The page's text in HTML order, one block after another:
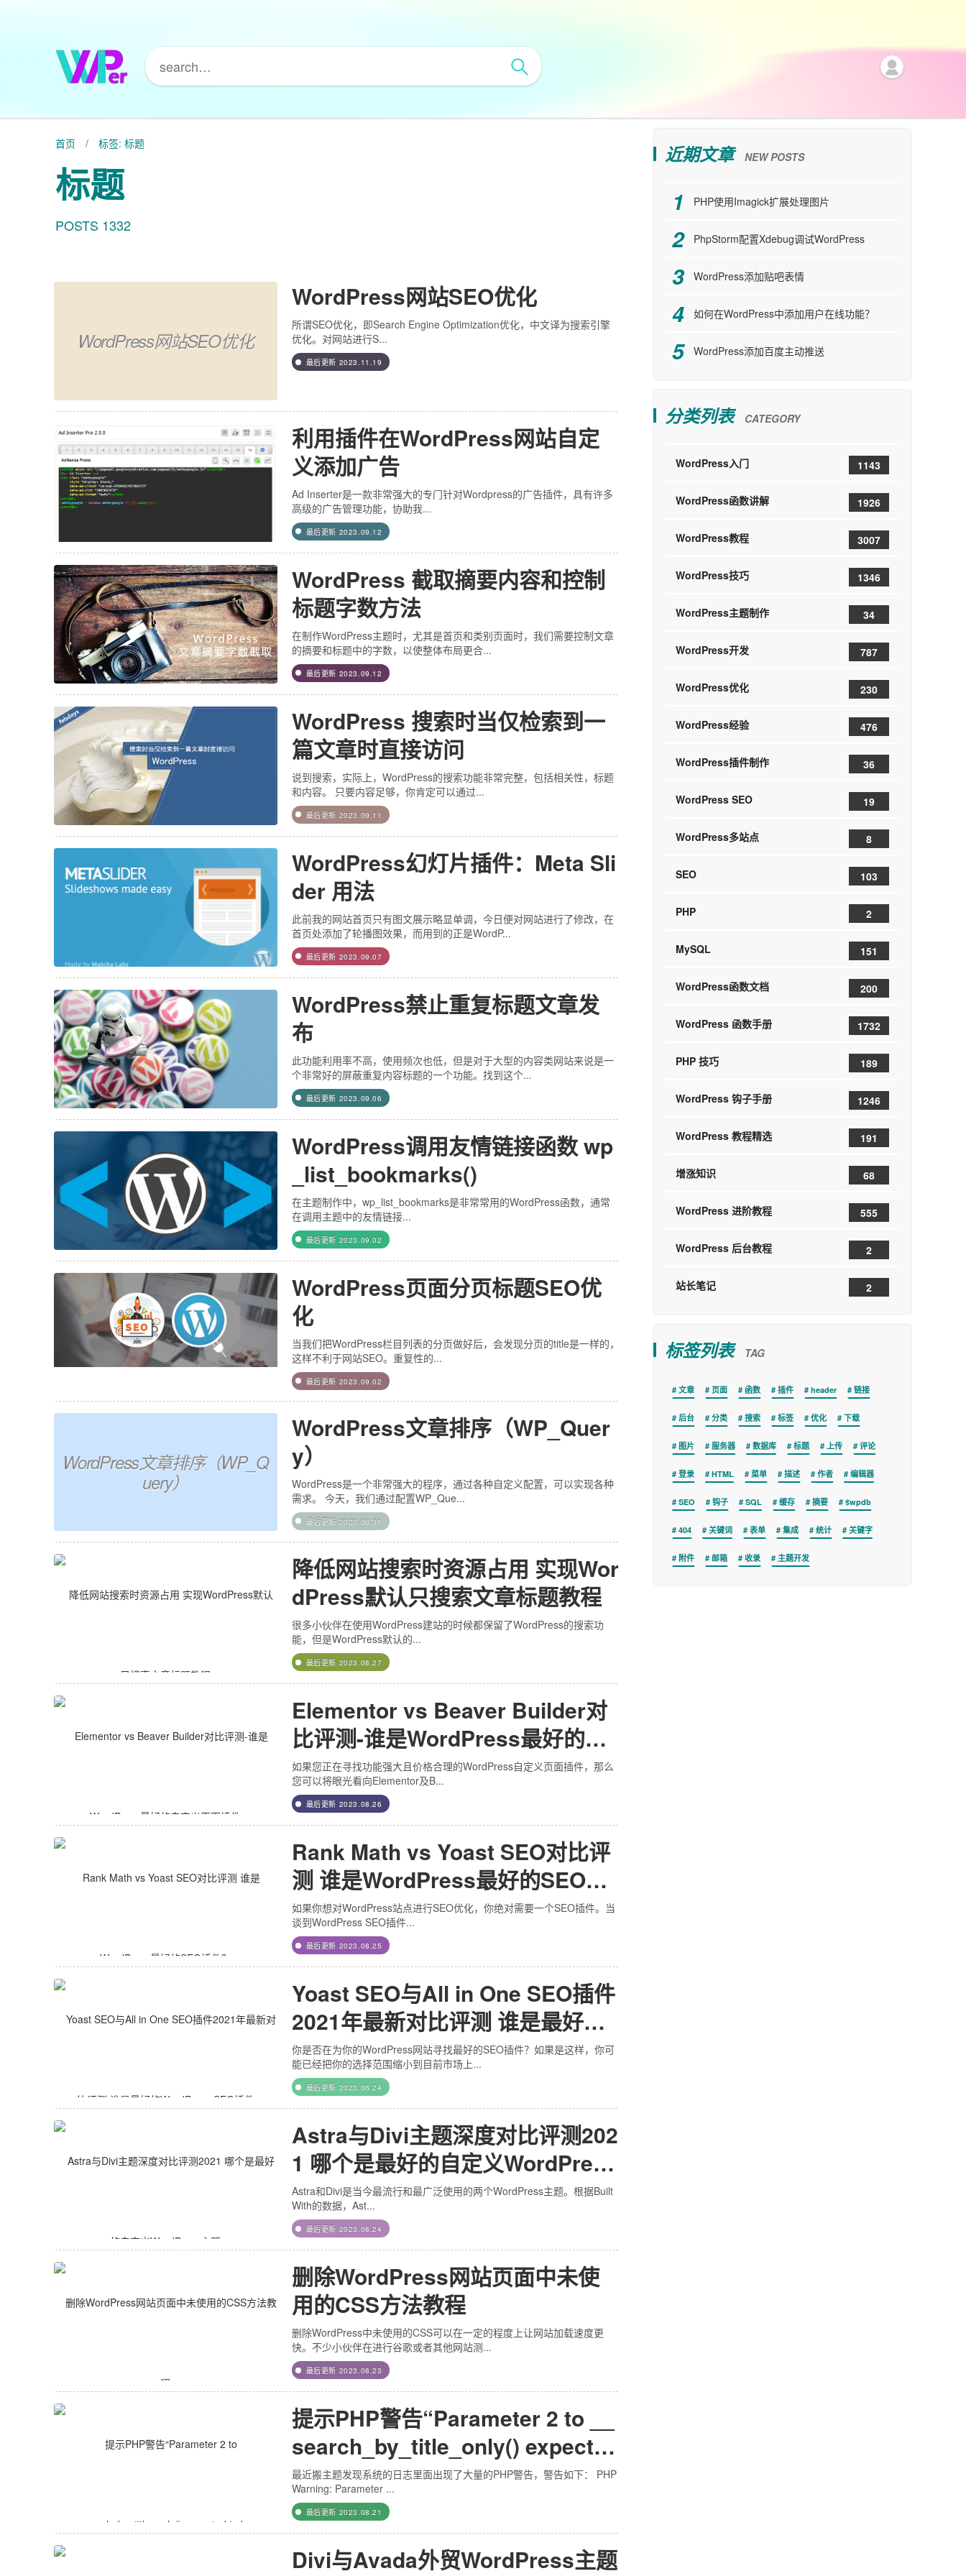
首页 / 标签: 标题
标题
POSTS 1332
WordPress网站SEO优化
WordPress网站SEO优化
所谓SEO优化，即Search Engine Optimization优化，中文译为搜索引擎
优化。对网站进行S...
最后更新 2023.11.19
利用插件在WordPress网站自定
义添加广告
Ad Inserter是一款非常强大的专门针对Wordpress的广告插件，具有许多
高级的广告管理功能，协助我...
最后更新 2023.09.12
WordPress 截取摘要内容和控制
标题字数方法
在制作WordPress主题时，尤其是首页和类别页面时，我们需要控制文章
的摘要和标题中的字数，以使整体布局更合...
最后更新 2023.09.12
WordPress 搜索时当仅检索到一
篇文章时直接访问
说到搜索，实际上，WordPress的搜索功能非常完整，包括相关性，标题
和内容。 只要内容足够，你肯定可以通过...
最后更新 2023.09.11
WordPress幻灯片插件：Meta Sli
der 用法
此前我的网站首页只有图文展示略显单调，今日便对网站进行了修改，在
首页处添加了轮播图效果，而用到的正是WordP...
最后更新 2023.09.07
WordPress禁止重复标题文章发
布
此功能利用率不高，使用频次也低，但是对于大型的内容类网站来说是一
个非常好的屏蔽重复内容标题的一个功能。找到这个...
最后更新 2023.09.06
WordPress调用友情链接函数 wp
_list_bookmarks()
在主题制作中，wp_list_bookmarks是非常常用的WordPress函数，通常
在调用主题中的友情链接...
最后更新 2023.09.02
WordPress页面分页标题SEO优
化
当我们把WordPress栏目列表的分页做好后，会发现分页的title是一样的，
这样不利于网站SEO。重复性的...
最后更新 2023.09.02
WordPress文章排序（WP_Q
uery）
WordPress文章排序（WP_Quer
y）
WordPress是一个非常强大的程序，通过各种自定义配置，可以实现各种
需求。 今天，我们通过配置WP_Que...
最后更新 2023.08.31
降低网站搜索时资源占用 实现Wor
dPress默认只搜索文章标题教程
很多小伙伴在使用WordPress建站的时候都保留了WordPress的搜索功
能，但是WordPress默认的...
最后更新 2023.08.27
Elementor vs Beaver Builder对
比评测-谁是WordPress最好的自
定义页面插件
如果您正在寻找功能强大且价格合理的WordPress自定义页面插件，那么
您可以将眼光看向Elementor及B...
最后更新 2023.08.26
Rank Math vs Yoast SEO对比评
测 谁是WordPress最好的SEO插
件？
如果你想对WordPress站点进行SEO优化，你绝对需要一个SEO插件。当
谈到WordPress SEO插件...
最后更新 2023.08.25
Yoast SEO与All in One SEO插件
2021年最新对比评测 谁是最好的
WordPress SEO插件
你是否在为你的WordPress网站寻找最好的SEO插件？如果是这样，你可
能已经把你的选择范围缩小到目前市场上...
最后更新 2023.08.24
Astra与Divi主题深度对比评测202
1 哪个是最好的自定义WordPress
主题
Astra和Divi是当今最流行和最广泛使用的两个WordPress主题。根据Built
With的数据，Ast...
最后更新 2023.08.24
删除WordPress网站页面中未使
用的CSS方法教程
删除WordPress中未使用的CSS可以在一定的程度上让网站加载速度更
快。不少小伙伴在进行谷歌或者其他网站测...
最后更新 2023.08.23
提示PHP警告“Parameter 2 to __
search_by_title_only() expected
to be a reference”解决方案
最近搬主题发现系统的日志里面出现了大量的PHP警告，警告如下： PHP
Warning: Parameter ...
最后更新 2023.08.21
Divi与Avada外贸WordPress主题
近期文章 NEW POSTS
PHP使用Imagick扩展处理图片
PhpStorm配置Xdebug调试WordPress
WordPress添加贴吧表情
如何在WordPress中添加用户在线功能？
WordPress添加百度主动推送
分类列表 CATEGORY
WordPress入门 1143
WordPress函数讲解 1926
WordPress教程 3007
WordPress技巧 1346
WordPress主题制作 34
WordPress开发 787
WordPress优化 230
WordPress经验 476
WordPress插件制作 36
WordPress SEO 19
WordPress多站点 8
SEO 103
PHP 2
MySQL 151
WordPress函数文档 200
WordPress 函数手册 1732
PHP 技巧 189
WordPress 钩子手册 1246
WordPress 教程精选 191
增涨知识 68
WordPress 进阶教程 555
WordPress 后台教程 2
站长笔记 2
标签列表 TAG
文章 页面 函数 插件 header 链接
后台 分类 搜索 标签 优化 下载
图片 服务器 数据库 标题 上传 评论
登录 HTML 菜单 描述 作者 编辑器
SEO 钩子 SQL 缓存 摘要 $wpdb
404 关键词 表单 集成 统计 关键字
附件 邮箱 收录 主题开发